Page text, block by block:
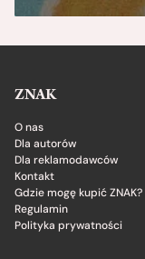
ZNAK
O nas
Dla autorów
Dla reklamodawców
Kontakt
Gdzie mogę kupić ZNAK?
Regulamin
Polityka prywatności